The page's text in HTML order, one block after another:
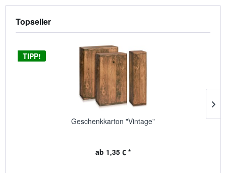
Topseller
TIPP!
Geschenkkarton "Vintage"
ab 1,35 € *